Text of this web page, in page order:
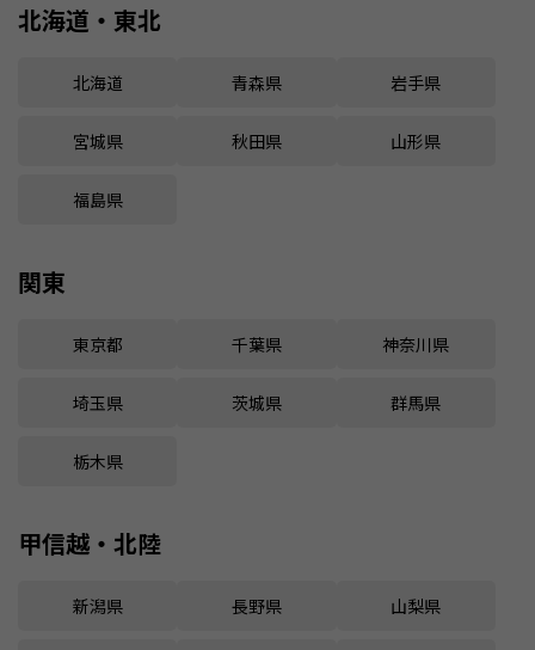
北海道・東北
北海道 青森県 岩手県
宮城県 秋田県 山形県
福島県
関東
東京都 千葉県 神奈川県
埼玉県 茨城県 群馬県
栃木県
甲信越・北陸
新潟県 長野県 山梨県